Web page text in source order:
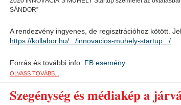
A rendezvény ingyenes, de regisztrációhoz kötött.
https://kollabor.hu/.../innovacios-muhely-startup.../
Forrás és további info: FB esemény
OLVASS TOVÁBB...
Szegénység és médiakép a